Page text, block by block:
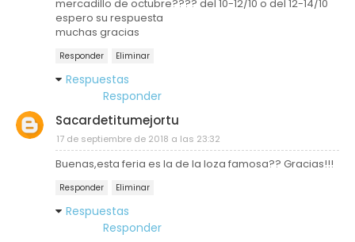
mercadillo de octubre???? del 10-12/10 o del 12-14/10
espero su respuesta
muchas gracias
Responder Eliminar
Respuestas
Responder
Sacardetitumejortu
17 de septiembre de 2018 a las 23:32
Buenas,esta feria es la de la loza famosa?? Gracias!!!
Responder Eliminar
Respuestas
Responder